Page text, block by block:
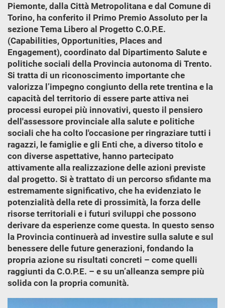
Piemonte, dalla Città Metropolitana e dal Comune di
Torino, ha conferito il Primo Premio Assoluto per la
sezione Tema Libero al Progetto C.O.P.E.
(Capabilities, Opportunities, Places and
Engagement), coordinato dal Dipartimento Salute e
politiche sociali della Provincia autonoma di Trento.
Si tratta di un riconoscimento importante che
valorizza l’impegno congiunto della rete trentina e la
capacità del territorio di essere parte attiva nei
processi europei più innovativi, questo il pensiero
dell'assessore provinciale alla salute e politiche
sociali che ha colto l'occasione per ringraziare tutti i
ragazzi, le famiglie e gli Enti che, a diverso titolo e
con diverse aspettative, hanno partecipato
attivamente alla realizzazione delle azioni previste
dal progetto. Si è trattato di un percorso sfidante ma
estremamente significativo, che ha evidenziato le
potenzialità della rete di prossimità, la forza delle
risorse territoriali e i futuri sviluppi che possono
derivare da esperienze come questa. In questo senso
la Provincia continuerà ad investire sulla salute e sul
benessere delle future generazioni, fondando la
propria azione su risultati concreti – come quelli
raggiunti da C.O.P.E. – e su un’alleanza sempre più
solida con la propria comunità.